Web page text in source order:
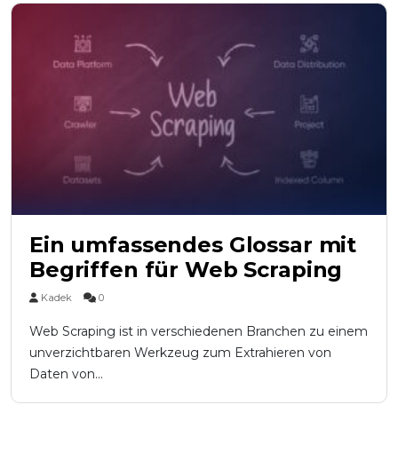
Ein umfassendes Glossar mit
Begriffen für Web Scraping
Kadek 0
Web Scraping ist in verschiedenen Branchen zu einem
unverzichtbaren Werkzeug zum Extrahieren von
Daten von...